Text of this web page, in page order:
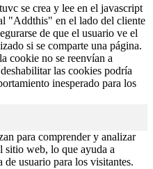
se crea y lee en el javascript
"Addthis" en el lado del cliente
de que el usuario ve el
si se comparte una página.
cookie no se reenvían a
las cookies podría
inesperado para los
para comprender y analizar
sitio web, lo que ayuda a
usuario para los visitantes.